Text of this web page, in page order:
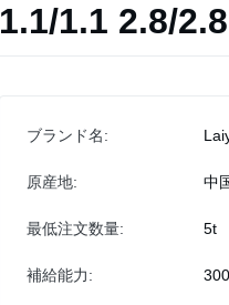
1.1/1.1 2.8/
ブランド名:
原産地: 中
最低注文数量: 5t
補給能力: